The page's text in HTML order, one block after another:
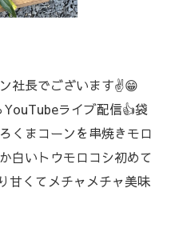
社長でございます✌️😁
YouTubeライブ配信👍袋
くまコーンを串焼きモロ
白いトウモロコシ初めて
甘くてメチャメチャ美味